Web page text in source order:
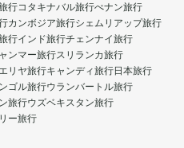
行コタキナバル旅行ぺナン旅行
カンボジア旅行シェムリアップ旅行
行インド旅行チェンナイ旅行
ンマー旅行スリランカ旅行
リヤ旅行キャンディ旅行日本旅行
ゴル旅行ウランバートル旅行
旅行ウズベキスタン旅行
ー旅行